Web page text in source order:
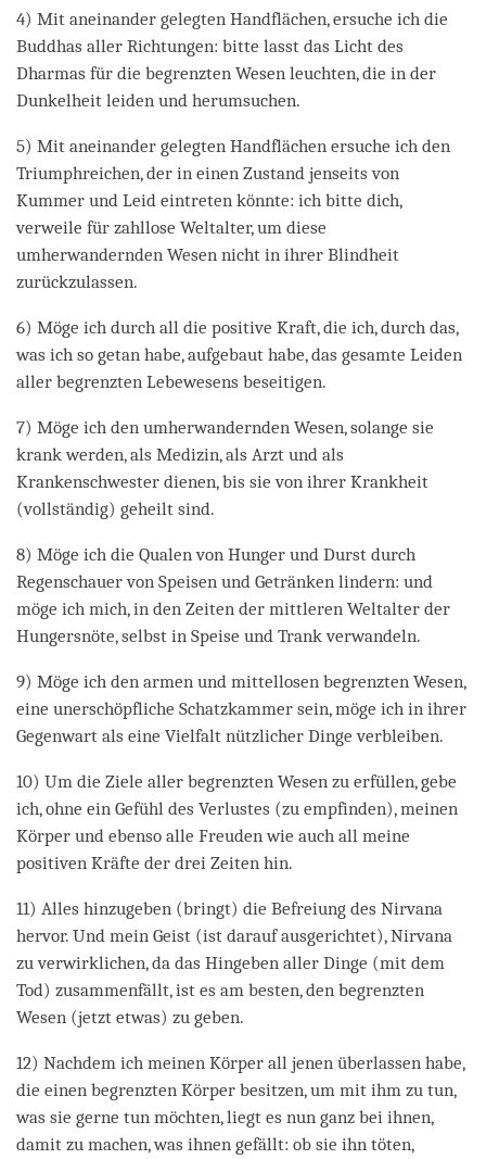
4) Mit aneinander gelegten Handflächen, ersuche ich die
Buddhas aller Richtungen: bitte lasst das Licht des
Dharmas für die begrenzten Wesen leuchten, die in der
Dunkelheit leiden und herumsuchen.
5) Mit aneinander gelegten Handflächen ersuche ich den
Triumphreichen, der in einen Zustand jenseits von
Kummer und Leid eintreten könnte: ich bitte dich,
verweile für zahllose Weltalter, um diese
umherwandernden Wesen nicht in ihrer Blindheit
zurückzulassen.
6) Möge ich durch all die positive Kraft, die ich, durch das,
was ich so getan habe, aufgebaut habe, das gesamte Leiden
aller begrenzten Lebewesens beseitigen.
7) Möge ich den umherwandernden Wesen, solange sie
krank werden, als Medizin, als Arzt und als
Krankenschwester dienen, bis sie von ihrer Krankheit
(vollständig) geheilt sind.
8) Möge ich die Qualen von Hunger und Durst durch
Regenschauer von Speisen und Getränken lindern: und
möge ich mich, in den Zeiten der mittleren Weltalter der
Hungersnöte, selbst in Speise und Trank verwandeln.
9) Möge ich den armen und mittellosen begrenzten Wesen,
eine unerschöpfliche Schatzkammer sein, möge ich in ihrer
Gegenwart als eine Vielfalt nützlicher Dinge verbleiben.
10) Um die Ziele aller begrenzten Wesen zu erfüllen, gebe
ich, ohne ein Gefühl des Verlustes (zu empfinden), meinen
Körper und ebenso alle Freuden wie auch all meine
positiven Kräfte der drei Zeiten hin.
11) Alles hinzugeben (bringt) die Befreiung des Nirvana
hervor. Und mein Geist (ist darauf ausgerichtet), Nirvana
zu verwirklichen, da das Hingeben aller Dinge (mit dem
Tod) zusammenfällt, ist es am besten, den begrenzten
Wesen (jetzt etwas) zu geben.
12) Nachdem ich meinen Körper all jenen überlassen habe,
die einen begrenzten Körper besitzen, um mit ihm zu tun,
was sie gerne tun möchten, liegt es nun ganz bei ihnen,
damit zu machen, was ihnen gefällt: ob sie ihn töten,